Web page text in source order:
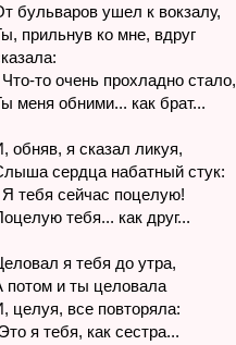
бульваров ушел к вокзалу,
прильнув ко мне, вдруг
то очень прохладно стало,
меня обними... как брат...
обняв, я сказал ликуя,
сердца набатный стук:
тебя сейчас поцелую!
тебя... как друг...
я тебя до утра,
потом и ты целовала
целуя, все повторяла:
я тебя, как сестра...